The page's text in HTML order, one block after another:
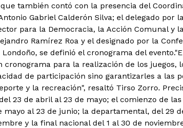
también contó con la presencia del
Gabriel Calderón Silva; el delegado por
para la Democracia, la Acción Comunal y
Ramírez Roa y el designado por la
se definió el cronograma del evento.
cronograma para la realización de los juegos,
de participación sino garantizarles a las
y la recreación", resaltó Tirso Zorro.
23 de abril al 23 de mayo; el comienzo de
mayo al 23 de junio; la departamental, del 29
y la final nacional del 1 al 30 de